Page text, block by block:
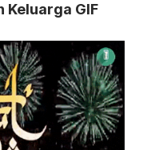
Keluarga GIF